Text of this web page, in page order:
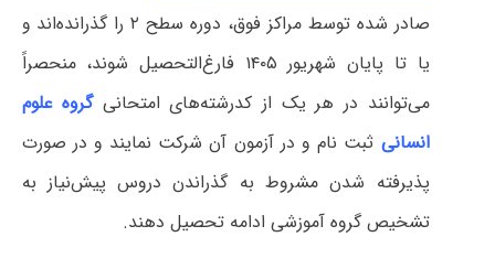
صادر شده توسط مراکز فوق، دوره سطح ۲ را گذرانده‌اند و
یا تا پایان شهریور ۱۴۰۵ فارغ‌التحصیل شوند، منحصراً
می‌توانند در هر یک از کدرشته‌های امتحانیگروه علوم
انسانی ثبت نام و در آزمون آن شرکت نمایند و در صورت
پذیرفته شدن مشروط به گذراندن دروس پیش‌نیاز به
تشخیص گروه آموزشی ادامه تحصیل دهند.